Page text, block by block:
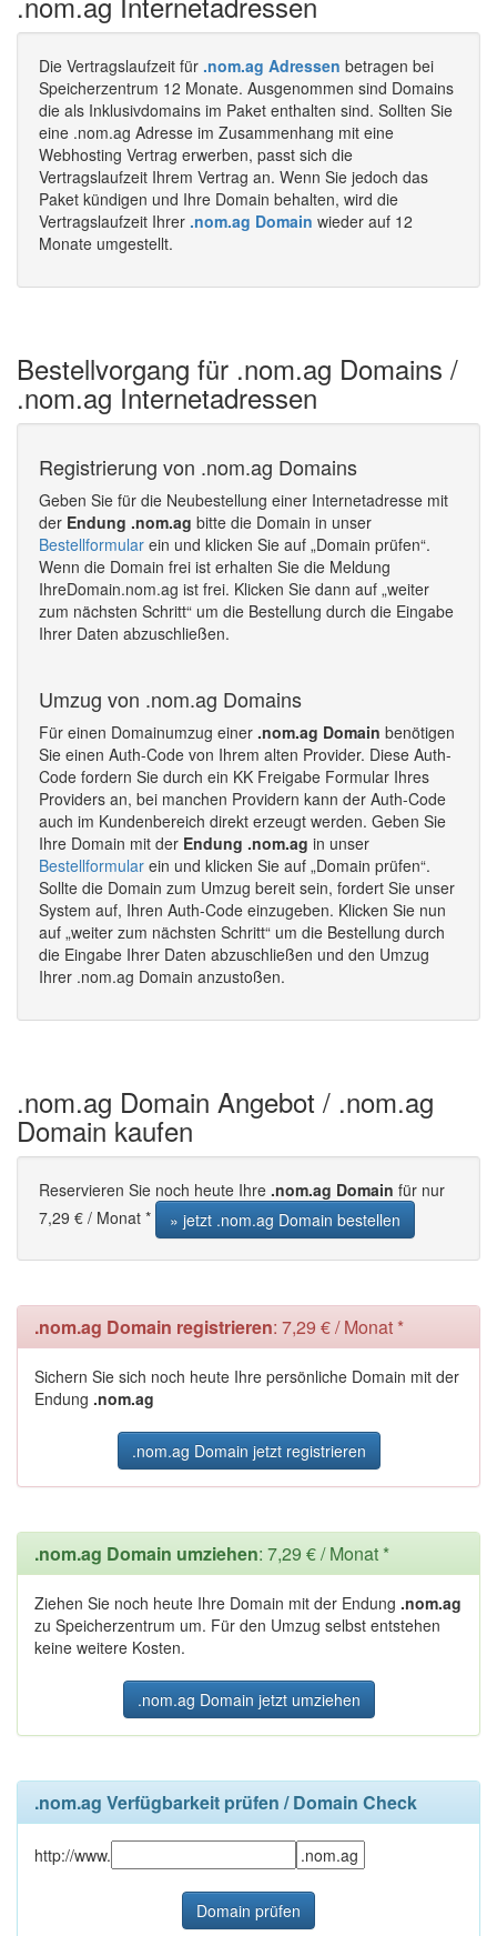
Die Vertragslaufzeit für .nom.ag Adressen betragen bei
Speicherzentrum 12 Monate. Ausgenommen sind Domains
die als Inklusivdomains im Paket enthalten sind. Sollten Sie
eine .nom.ag Adresse im Zusammenhang mit eine
Webhosting Vertrag erwerben, passt sich die
Vertragslaufzeit Ihrem Vertrag an. Wenn Sie jedoch das
Paket kündigen und Ihre Domain behalten, wird die
Vertragslaufzeit Ihrer .nom.ag Domain wieder auf 12
Monate umgestellt.
Bestellvorgang für .nom.ag Domains /
.nom.ag Internetadressen
Registrierung von .nom.ag Domains
Geben Sie für die Neubestellung einer Internetadresse mit
der Endung .nom.ag bitte die Domain in unser
Bestellformular ein und klicken Sie auf „Domain prüfen“.
Wenn die Domain frei ist erhalten Sie die Meldung
IhreDomain.nom.ag ist frei. Klicken Sie dann auf „weiter
zum nächsten Schritt“ um die Bestellung durch die Eingabe
Ihrer Daten abzuschließen.
Umzug von .nom.ag Domains
Für einen Domainumzug einer .nom.ag Domain benötigen
Sie einen Auth-Code von Ihrem alten Provider. Diese Auth-
Code fordern Sie durch ein KK Freigabe Formular Ihres
Providers an, bei manchen Providern kann der Auth-Code
auch im Kundenbereich direkt erzeugt werden. Geben Sie
Ihre Domain mit der Endung .nom.ag in unser
Bestellformular ein und klicken Sie auf „Domain prüfen“.
Sollte die Domain zum Umzug bereit sein, fordert Sie unser
System auf, Ihren Auth-Code einzugeben. Klicken Sie nun
auf „weiter zum nächsten Schritt“ um die Bestellung durch
die Eingabe Ihrer Daten abzuschließen und den Umzug
Ihrer .nom.ag Domain anzustoßen.
.nom.ag Domain Angebot / .nom.ag
Domain kaufen
Reservieren Sie noch heute Ihre .nom.ag Domain für nur
7,29 € / Monat *
» jetzt .nom.ag Domain bestellen
.nom.ag Domain registrieren: 7,29 € / Monat *
Sichern Sie sich noch heute Ihre persönliche Domain mit der
Endung .nom.ag
.nom.ag Domain jetzt registrieren
.nom.ag Domain umziehen: 7,29 € / Monat *
Ziehen Sie noch heute Ihre Domain mit der Endung .nom.ag
zu Speicherzentrum um. Für den Umzug selbst entstehen
keine weitere Kosten.
.nom.ag Domain jetzt umziehen
.nom.ag Verfügbarkeit prüfen / Domain Check
http://www.